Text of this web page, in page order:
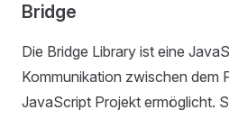
Bridge
Die Bridge Library ist eine
Kommunikation zwischen dem
JavaScript Projekt ermöglicht.